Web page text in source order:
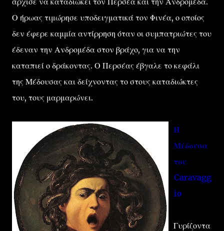
Ο ήρωας τιμώρησε υποδειγματικά τον Φινέα, ο οποίος
δεν έφερε καμμία αντίρρηση όταν οι συμπατριώτες του
έδεναν την Ανδρομέδα στον βράχο, για να την
καταπιεί ο δράκοντας. Ο Περσέας έβγαλε το κεφάλι
της Μέδουσας και δείχνοντας το στους καταδιώκτες
του, τους μαρμαρώνει.
Η
Μέδουσα
του
Caravagg
io
Γυρίζοντα